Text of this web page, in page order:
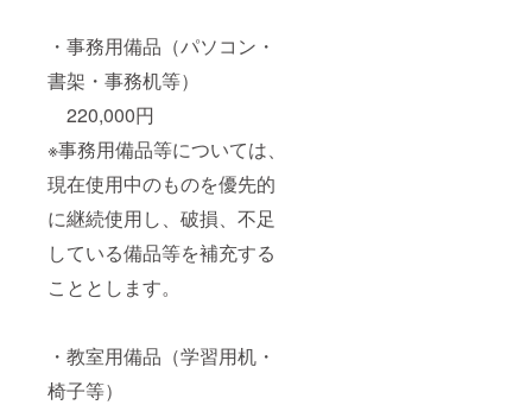
・事務用備品（パソコン・
書架・事務机等）
220,000円
※事務用備品等については、
現在使用中のものを優先的
に継続使用し、破損、不足
している備品等を補充する
こととします。
・教室用備品（学習用机・
椅子等）